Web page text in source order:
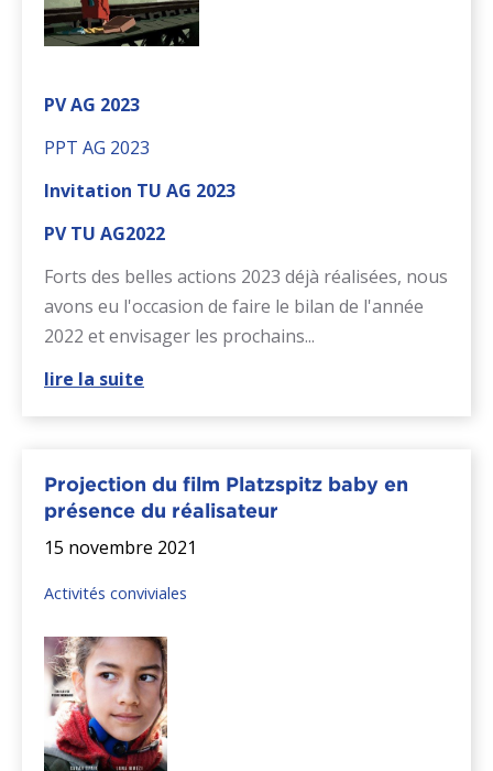
PV AG 2023
PPT AG 2023
Invitation TU AG 2023
PV TU AG2022
Forts des belles actions 2023 déjà réalisées, nous
avons eu l'occasion de faire le bilan de l'année
2022 et envisager les prochains...
lire la suite
Projection du film Platzspitz baby en
présence du réalisateur
15 novembre 2021
Activités conviviales